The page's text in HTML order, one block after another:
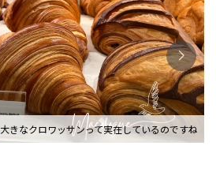
大きなクロワッサンって実在しているのですね